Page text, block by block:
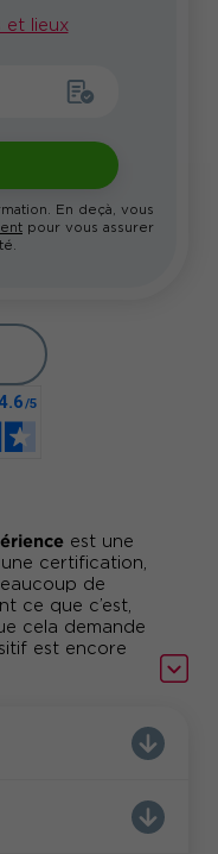
est une
certification,
de
ce que c’est,
cela demande
est encore
rendre la VAE
en
et lieux
En deçà, vous
pour vous assurer